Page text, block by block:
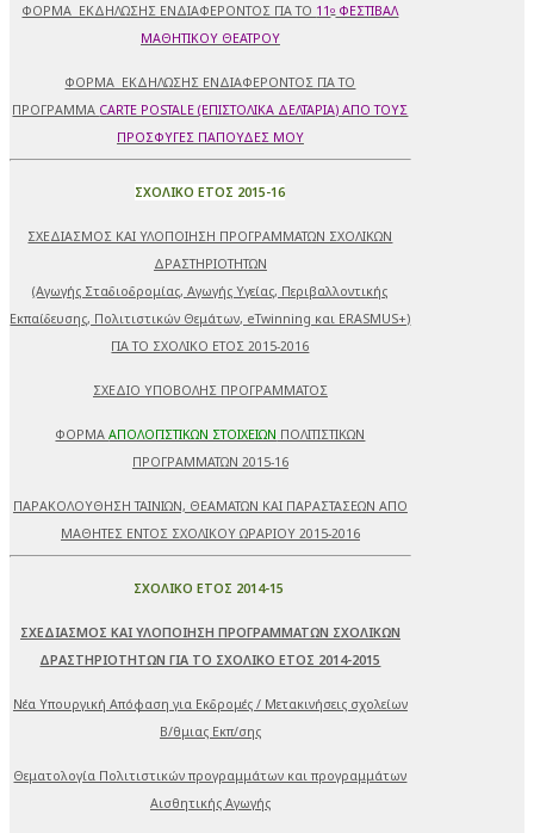
ΦΟΡΜΑ ΕΚΔΗΛΩΣΗΣ ΕΝΔΙΑΦΕΡΟΝΤΟΣ ΓΙΑ ΤΟ 11ο ΦΕΣΤΙΒΑΛ
ΜΑΘΗΤΙΚΟΥ ΘΕΑΤΡΟΥ
ΦΟΡΜΑ ΕΚΔΗΛΩΣΗΣ ΕΝΔΙΑΦΕΡΟΝΤΟΣ ΓΙΑ ΤΟ
ΠΡΟΓΡΑΜΜΑ CARTE POSTALE (ΕΠΙΣΤΟΛΙΚΑ ΔΕΛΤΑΡΙΑ) ΑΠΟ ΤΟΥΣ
ΠΡΟΣΦΥΓΕΣ ΠΑΠΟΥΔΕΣ ΜΟΥ
ΣΧΟΛΙΚΟ ΕΤΟΣ 2015-16
ΣΧΕΔΙΑΣΜΟΣ ΚΑΙ ΥΛΟΠΟΙΗΣΗ ΠΡΟΓΡΑΜΜΑΤΩΝ ΣΧΟΛΙΚΩΝ
ΔΡΑΣΤΗΡΙΟΤΗΤΩΝ
(Αγωγής Σταδιοδρομίας, Αγωγής Υγείας, Περιβαλλοντικής
Εκπαίδευσης, Πολιτιστικών Θεμάτων, eTwinning και ERASMUS+)
ΓΙΑ ΤΟ ΣΧΟΛΙΚΟ ΕΤΟΣ 2015-2016
ΣΧΕΔΙΟ ΥΠΟΒΟΛΗΣ ΠΡΟΓΡΑΜΜΑΤΟΣ
ΦΟΡΜΑΑΠΟΛΟΓΙΣΤΙΚΩΝ ΣΤΟΙΧΕΙΩΝ ΠΟΛΙΤΙΣΤΙΚΩΝ
ΠΡΟΓΡΑΜΜΑΤΩΝ 2015-16
ΠΑΡΑΚΟΛΟΥΘΗΣΗ ΤΑΙΝΙΩΝ, ΘΕΑΜΑΤΩΝ ΚΑΙ ΠΑΡΑΣΤΑΣΕΩΝ ΑΠΟ
ΜΑΘΗΤΕΣ ΕΝΤΟΣ ΣΧΟΛΙΚΟΥ ΩΡΑΡΙΟΥ 2015-2016
ΣΧΟΛΙΚΟ ΕΤΟΣ 2014-15
ΣΧΕΔΙΑΣΜΟΣ ΚΑΙ ΥΛΟΠΟΙΗΣΗ ΠΡΟΓΡΑΜΜΑΤΩΝ ΣΧΟΛΙΚΩΝ
ΔΡΑΣΤΗΡΙΟΤΗΤΩΝ ΓΙΑ ΤΟ ΣΧΟΛΙΚΟ ΕΤΟΣ 2014-2015
Νέα Υπουργική Απόφαση για Εκδρομές / Μετακινήσεις σχολείων
Β/θμιας Εκπ/σης
Θεματολογία Πολιτιστικών προγραμμάτων και προγραμμάτων
Αισθητικής Αγωγής